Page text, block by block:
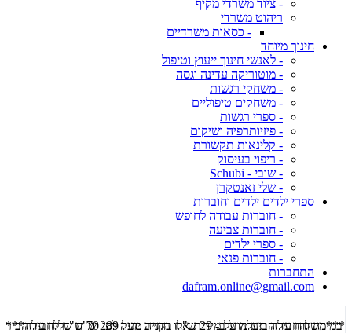
- ציוד משרדי מקיף
ריהוט משרדי
- כסאות משרדיים
חינוך מיוחד
- לאנשי חינוך ייעוץ וטיפול
- מוטוריקה עדינה וגסה
- משחקי רגשות
- משחקים טיפוליים
- ספרי רגשות
- פיזיותרפיה ושיקום
- קלינאות תקשורת
- ריפוי בעיסוק
- שובי - Schubi
- שלי זאנטקרן
ספרי ילדים ילדים וחוברות
- חוברות עבודה לחופש
- חוברות צביעה
- ספרי ילדים
- חוברות פנאי
התחברות
dafram.online@gmail.com
***משלוח עד הבית מוזל ב- 29 ש"ח בקניה מעל 289 ש"ח שליח עד הבית ***